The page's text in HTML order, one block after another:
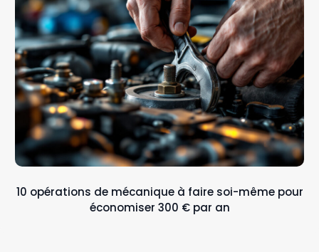
10 opérations de mécanique à faire soi-même pour
économiser 300 € par an